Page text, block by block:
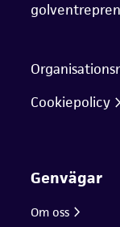
Cookiepolicy
Genvägar
Om oss